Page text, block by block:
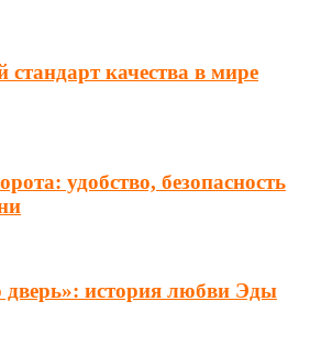
качества в мире
удобство, безопасность
дверь»: история любви Эды